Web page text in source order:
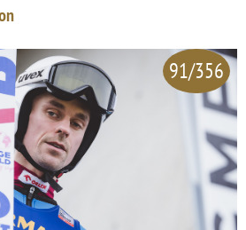
91/356